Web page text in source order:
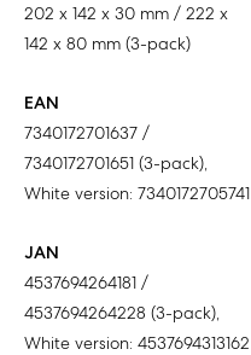
202 x 142 x 30 mm / 222 x
142 x 80 mm (3-pack)
EAN
7340172701637 /
7340172701651 (3-pack),
White version: 7340172705741
JAN
4537694264181 /
4537694264228 (3-pack),
White version: 4537694313162